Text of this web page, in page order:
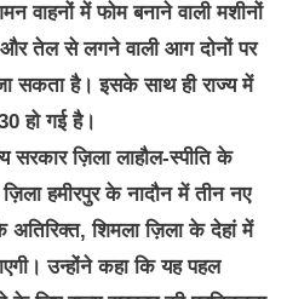
वाहनों में फोम बनाने वाली मशीनों
तेल से लगने वाली आग दोनों पर
सकता है। इसके साथ ही राज्य में
हो गई है।
सरकार ज़िला लाहौल-स्पीति के
हमीरपुर के नादौन में तीन नए
शिमला ज़िला के देहां में
उन्होंने कहा कि यह पहल